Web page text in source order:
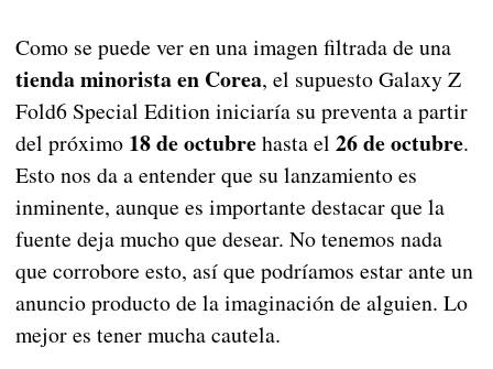
Como se puede ver en una imagen filtrada de una
tienda minorista en Corea, el supuesto Galaxy Z
Fold6 Special Edition iniciaría su preventa a partir
del próximo 18 de octubrehasta el 26 de octubre.
Esto nos da a entender que su lanzamiento es
inminente, aunque es importante destacar que la
fuente deja mucho que desear. No tenemos nada
que corrobore esto, así que podríamos estar ante un
anuncio producto de la imaginación de alguien. Lo
mejor es tener mucha cautela.